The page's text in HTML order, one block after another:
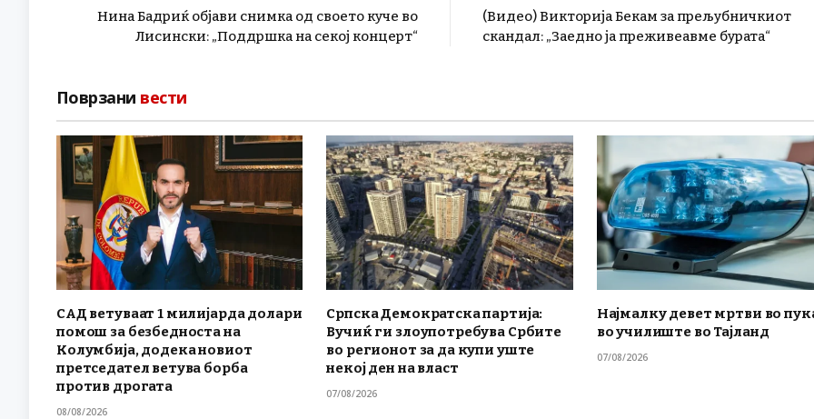
Нина Бадриќ објави снимка од своето куче во
Лисински: „Поддршка на секој концерт“
(Видео) Викторија Бекам за прељубничкиот
скандал: „Заедно ја преживеавме бурата“
Поврзани вести
САД ветуваат 1 милијарда долари
помош за безбедноста на
Колумбија, додека новиот
претседател ветува борба
против дрогата
08/08/2026
Српска Демократска партија:
Вучиќ ги злоупотребува Србите
во регионот за да купи уште
некој ден на власт
07/08/2026
Најмалку девет мртви во
во училиште во Тајланд
07/08/2026